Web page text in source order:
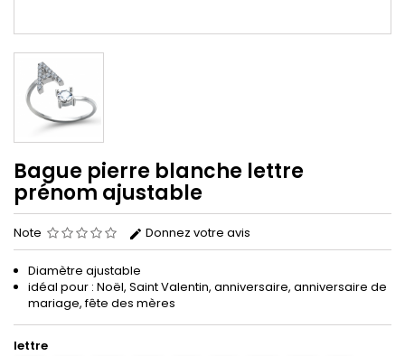
Bague pierre blanche lettre
prénom ajustable
Note Donnez votre avis
Diamètre ajustable
idéal pour : Noël, Saint Valentin, anniversaire, anniversaire de
mariage,fête des mères
lettre